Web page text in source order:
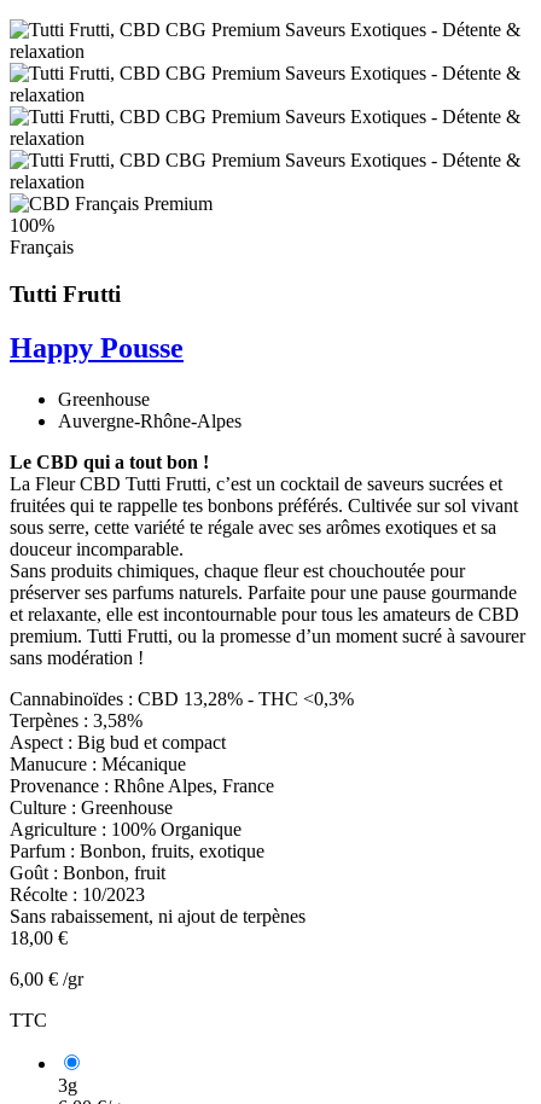
100%
Français
Tutti Frutti
Happy Pousse
Greenhouse
Auvergne-Rhône-Alpes
Le CBD qui a tout bon !
La Fleur CBD Tutti Frutti, c’est un cocktail de saveurs sucrées et
fruitées qui te rappelle tes bonbons préférés. Cultivée sur sol vivant
sous serre, cette variété te régale avec ses arômes exotiques et sa
douceur incomparable.
Sans produits chimiques, chaque fleur est chouchoutée pour
préserver ses parfums naturels. Parfaite pour une pause gourmande
et relaxante, elle est incontournable pour tous les amateurs de CBD
premium. Tutti Frutti, ou la promesse d’un moment sucré à savourer
sans modération !
Cannabinoïdes : CBD 13,28% - THC <0,3%
Terpènes : 3,58%
Aspect : Big bud et compact
Manucure : Mécanique
Provenance : Rhône Alpes, France
Culture : Greenhouse
Agriculture : 100% Organique
Parfum : Bonbon, fruits, exotique
Goût : Bonbon, fruit
Récolte : 10/2023
Sans rabaissement, ni ajout de terpènes
18,00 €
6,00 € /gr
TTC
3g